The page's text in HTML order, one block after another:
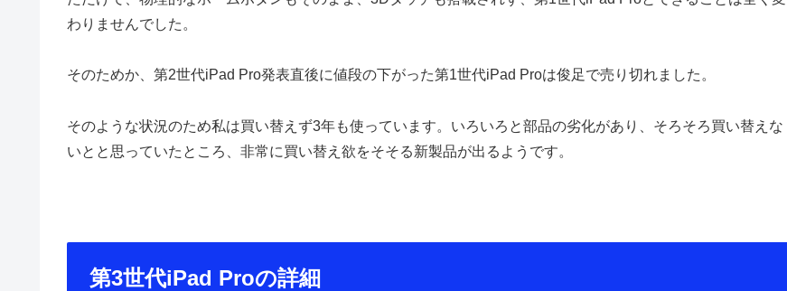
わりませんでした。
そのためか、第2世代iPad Pro発表直後に値段の下がった第1世代iPad Proは俊足で売り切れました。
そのような状況のため私は買い替えず3年も使っています。いろいろと部品の劣化があり、そろそろ買い替えな
いとと思っていたところ、非常に買い替え欲をそそる新製品が出るようです。
第3世代iPad Proの詳細